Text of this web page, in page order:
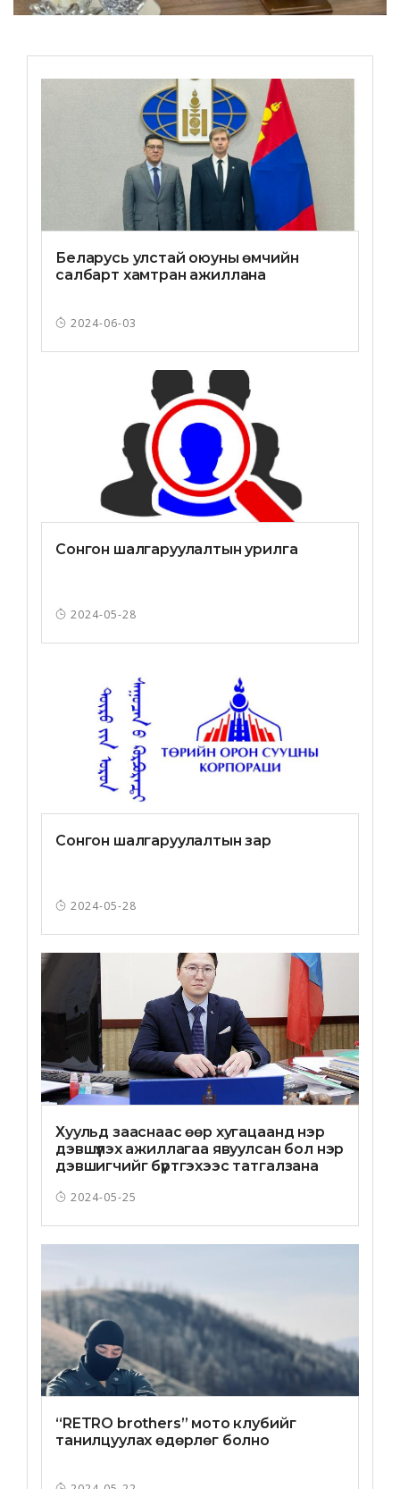
Беларусь улстай оюуны өмчийн
салбарт хамтран ажиллана
2024-06-03
Сонгон шалгаруулалтын урилга
2024-05-28
Сонгон шалгаруулалтын зар
2024-05-28
Хуульд зааснаас өөр хугацаанд нэр
дэвшүүлэх ажиллагаа явуулсан бол нэр
дэвшигчийг бүртгэхээс татгалзана
2024-05-25
“RETRO brothers” мото клубийг
танилцуулах өдөрлөг болно